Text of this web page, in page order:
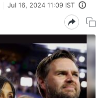
Jul 16, 2024 11:09 IST